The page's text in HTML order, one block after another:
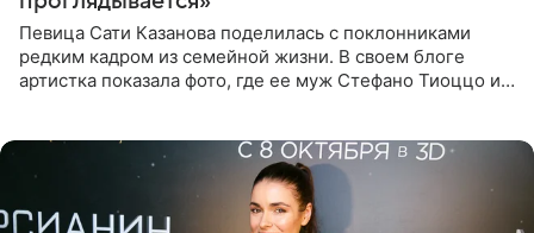
Певица Сати Казанова поделилась с поклонниками
редким кадром из семейной жизни. В своем блоге
артистка показала фото, где ее муж Стефано Тиоццо и